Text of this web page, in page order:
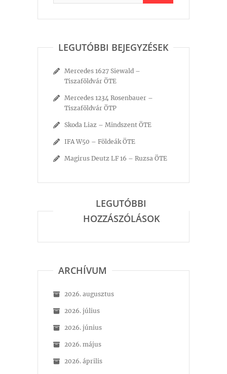
LEGUTÓBBI BEJEGYZÉSEK
Mercedes 1627 Siewald –
Tiszaföldvár ÖTE
Mercedes 1234 Rosenbauer –
Tiszaföldvár ÖTP
Skoda Liaz – Mindszent ÖTE
IFA W50 – Földeák ÖTE
Magirus Deutz LF 16 – Ruzsa ÖTE
LEGUTÓBBI
HOZZÁSZÓLÁSOK
ARCHÍVUM
2026. augusztus
2026. július
2026. június
2026. május
2026. április